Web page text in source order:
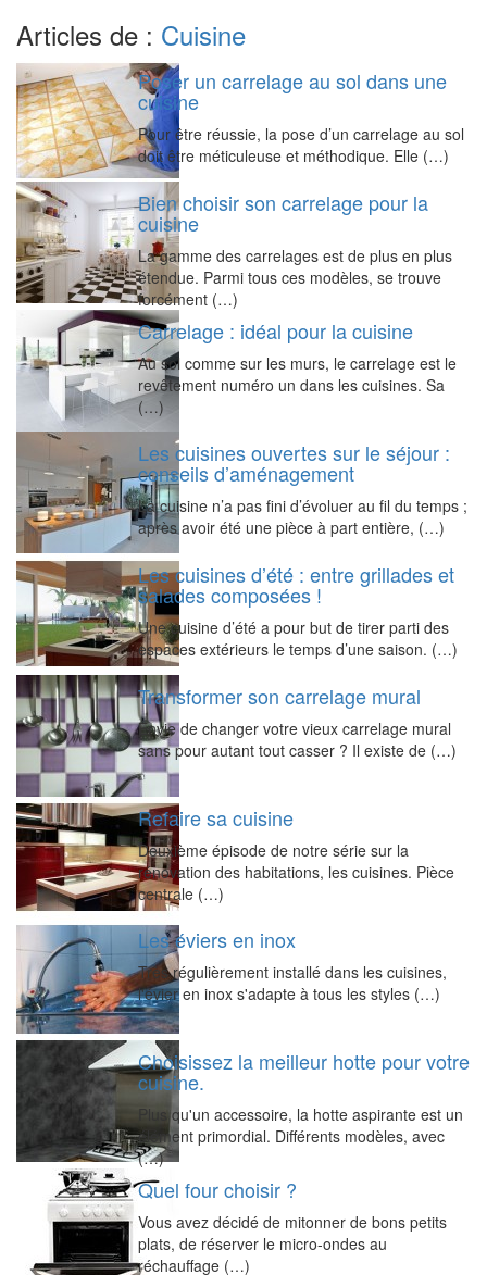
Articles de : Cuisine
Poser un carrelage au sol dans une
cuisine
Pour être réussie, la pose d’un carrelage au sol
doit être méticuleuse et méthodique. Elle (…)
Bien choisir son carrelage pour la
cuisine
La gamme des carrelages est de plus en plus
étendue. Parmi tous ces modèles, se trouve
forcément (…)
Carrelage : idéal pour la cuisine
Au sol comme sur les murs, le carrelage est le
revêtement numéro un dans les cuisines. Sa
(…)
Les cuisines ouvertes sur le séjour :
conseils d’aménagement
La cuisine n’a pas fini d’évoluer au fil du temps ;
après avoir été une pièce à part entière, (…)
Les cuisines d’été : entre grillades et
salades composées !
Une cuisine d’été a pour but de tirer parti des
espaces extérieurs le temps d’une saison. (…)
Transformer son carrelage mural
Envie de changer votre vieux carrelage mural
sans pour autant tout casser ? Il existe de (…)
Refaire sa cuisine
Deuxième épisode de notre série sur la
rénovation des habitations, les cuisines. Pièce
centrale (…)
Les éviers en inox
Très régulièrement installé dans les cuisines,
l'évier en inox s'adapte à tous les styles (…)
Choisissez la meilleur hotte pour votre
cuisine.
Plus qu'un accessoire, la hotte aspirante est un
élément primordial. Différents modèles, avec
(…)
Quel four choisir ?
Vous avez décidé de mitonner de bons petits
plats, de réserver le micro-ondes au
réchauffage (…)